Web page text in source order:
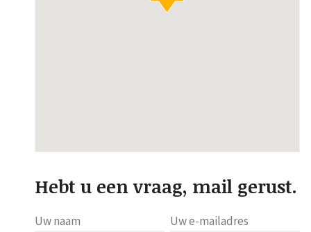
Hebt u een vraag, mail gerust.
Uw naam Uw e-mailadres